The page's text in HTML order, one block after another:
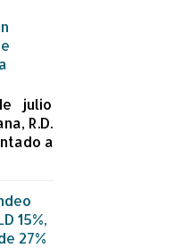
julio
R.D.
a
15%,
27%